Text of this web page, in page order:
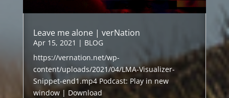
Leave me alone | verNation
Apr 15, 2021 | BLOG
https://vernation.net/wp-
content/uploads/2021/04/LMA-Visualizer-
Snippet-end1.mp4 Podcast: Play in new
window | Download